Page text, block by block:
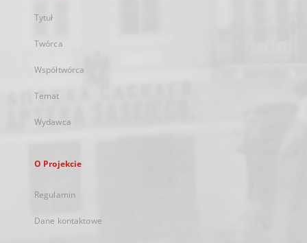
Tytuł
Twórca
Współtwórca
Temat
Wydawca
O Projekcie
Regulamin
Dane kontaktowe